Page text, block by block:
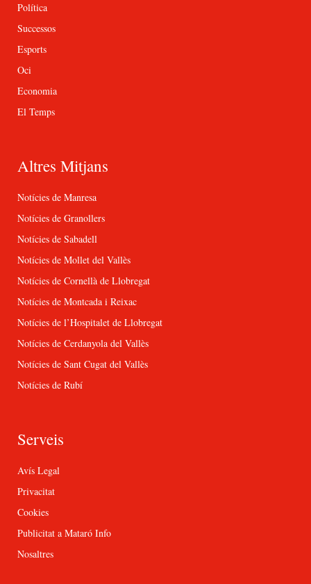
Política
Successos
Esports
Oci
Economia
El Temps
Altres Mitjans
Notícies de Manresa
Notícies de Granollers
Notícies de Sabadell
Notícies de Mollet del Vallès
Notícies de Cornellà de Llobregat
Notícies de Montcada i Reixac
Notícies de l’Hospitalet de Llobregat
Notícies de Cerdanyola del Vallès
Notícies de Sant Cugat del Vallès
Notícies de Rubí
Serveis
Avís Legal
Privacitat
Cookies
Publicitat a Mataró Info
Nosaltres